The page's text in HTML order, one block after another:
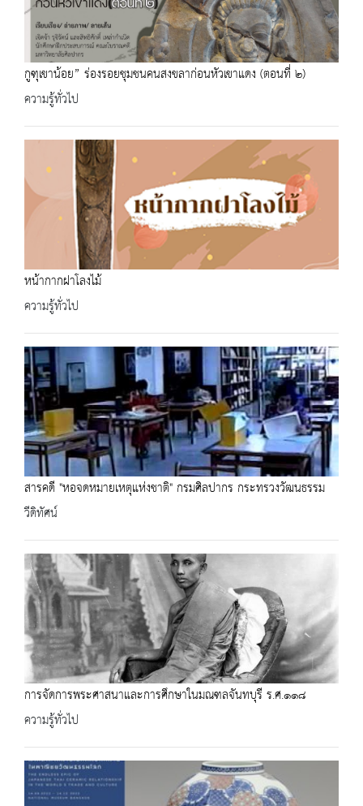
กูฑุเขาน้อย” ร่องรอยชุมชนคนสงขลาก่อนหัวเขาแดง (ตอนที่ ๒)
ความรู้ทั่วไป
หน้ากากฝาโลงไม้
ความรู้ทั่วไป
สารคดี "หอจดหมายเหตุแห่งชาติ" กรมศิลปากร กระทรวงวัฒนธรรม
วีดิทัศน์
การจัดการพระศาสนาและการศึกษาในมณฑลจันทบุรี ร.ศ.๑๑๘
ความรู้ทั่วไป